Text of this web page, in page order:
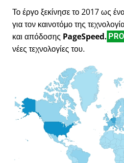
Το έργο ξεκίνησε το 2017 ως
για τον καινοτόμο της
και απόδοσης PageSpeed. PRO
νέες τεχνολογίες του.